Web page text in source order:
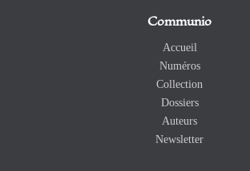
Communio
Accueil
Numéros
Collection
Dossiers
Auteurs
Newsletter